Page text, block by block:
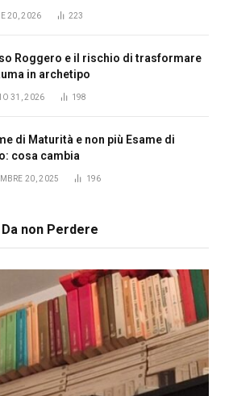
20, 2026 223
Roggero e il rischio di trasformare
in archetipo
31, 2026 198
di Maturità e non più Esame di
cosa cambia
20, 2025 196
Da non Perdere